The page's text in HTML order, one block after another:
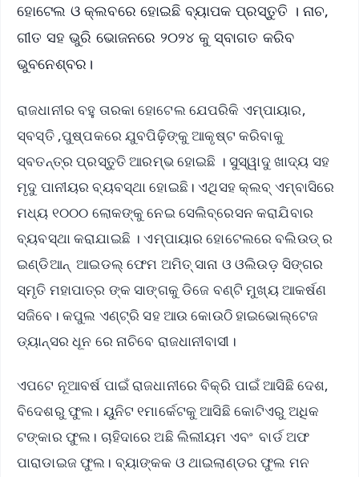
ହୋଟେଲ ଓ କ୍ଲବରେ ହୋଇଛି ବ୍ୟାପକ ପ୍ରସ୍ତୁତି । ନାଚ,
ଗୀତ ସହ ଭୁରି ଭୋଜନରେ ୨୦୨୪ କୁ ସ୍ବାଗତ କରିବ
ଭୁବନେଶ୍ବର।
ରାଜଧାନୀର ବହୁ ତାରକା ହୋଟେଲ ଯେପରିକି ଏମ୍ପାୟାର,
ସ୍ବସ୍ତି ,ପୁଷ୍ପକରେ ଯୁବପିଢ଼ିଙ୍କୁ ଆକୃଷ୍ଟ କରିବାକୁ
ସ୍ବତନ୍ତ୍ର ପ୍ରସ୍ତୁତି ଆରମ୍ଭ ହୋଇଛି । ସୁସ୍ୱାଦୁ ଖାଦ୍ୟ ସହ
ମୃଦୁ ପାନୀୟର ବ୍ୟବସ୍ଥା ହୋଇଛି। ଏଥିସହ କ୍ଲବ୍ ଏମ୍ବାସିରେ
ମଧ୍ୟ ୧୦୦୦ ଲୋକଙ୍କୁ ନେଇ ସେଲିବ୍ରେସନ କରାଯିବାର
ବ୍ୟବସ୍ଥା କରାଯାଇଛି । ଏମ୍ପାୟାର ହୋଟେଲରେ ବଲିଉଡ୍ ର
ଇଣ୍ଡିଆନ୍ ଆଇଡଲ୍ ଫେମ ଅମିତ୍ ସାନା ଓ ଓଲିଉଡ଼ ସିଙ୍ଗର
ସ୍ମୃତି ମହାପାତ୍ର ଙ୍କ ସାଙ୍ଗକୁ ଡିଜେ ବଣ୍ଟି ମୁଖ୍ୟ ଆକର୍ଷଣ
ସଜିବେ। କପୁଲ ଏଣ୍ଟ୍ରି ସହ ଆଉ କୋଉଠି ହାଇଭୋଲ୍ଟେଜ
ଡ୍ୟାନ୍ସର ଧୂନ ରେ ନାଚିବେ ରାଜଧାନୀବାସୀ।
ଏପଟେ ନୂଆବର୍ଷ ପାଇଁ ରାଜଧାନୀରେ ବିକ୍ରି ପାଇଁ ଆସିଛି ଦେଶ,
ବିଦେଶରୁ ଫୁଲ। ୟୁନିଟ ୧ମାର୍କେଟକୁ ଆସିଛି କୋଟିଏରୁ ଅଧିକ
ଟଙ୍କାର ଫୁଲ। ଚାହିଦାରେ ଅଛି ଲିଲୀୟମ ଏବଂ ବାର୍ଡ ଅଫ
ପାରାଡାଇଜ ଫୁଲ। ବ୍ୟାଙ୍କକ ଓ ଥାଇଲାଣ୍ଡର ଫୁଲ ମନ